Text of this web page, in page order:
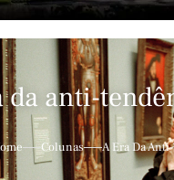
da anti-
Colunas A Era Da